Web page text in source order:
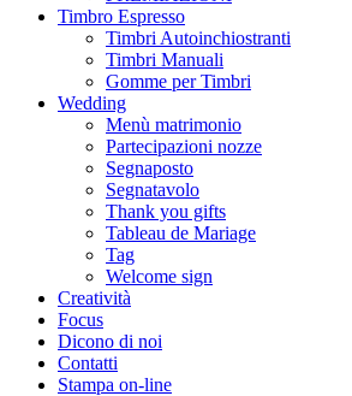
Timbro Espresso
Timbri Autoinchiostranti
Timbri Manuali
Gomme per Timbri
Wedding
Menù matrimonio
Partecipazioni nozze
Segnaposto
Segnatavolo
Thank you gifts
Tableau de Mariage
Tag
Welcome sign
Creatività
Focus
Dicono di noi
Contatti
Stampa on-line